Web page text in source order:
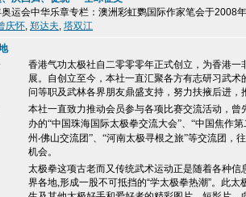
运会中华乐章专栏：澳洲彩虹鹦国际作家笔会于2008
庆怀, 郑达夫, 塔双江
香港气功太极社自二零零零年正式创立，为香港
展。自创立至今，本社一直汇聚各方有志研习武
问等职及武林各界朋友鼎盛支持，努力扶掖后进，
本社一直致力推动会员参与各项比赛交流活动，
办的“中国珠海国际太极拳交流大会”、“中国焦作
州 ‧佛山交流团”、“河南太极寻根之旅”等交流团，
机会。
太极拳这项古老而又传统武术运动正是随着各种
界各地,形成一股不可抵挡的“学太极拳热潮”。此